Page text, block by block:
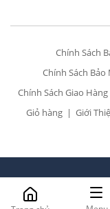
Chính Sách
Chính Sách Bảo
Chính Sách Giao Hàng
Giỏ hàng
Giới
All Rights Reserved.